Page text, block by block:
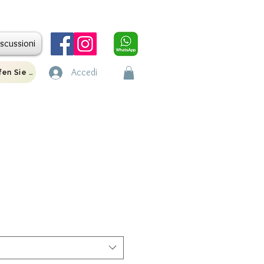
Rufen Sie uns an Accedi